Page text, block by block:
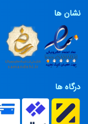
نشان ها
درگاه ها